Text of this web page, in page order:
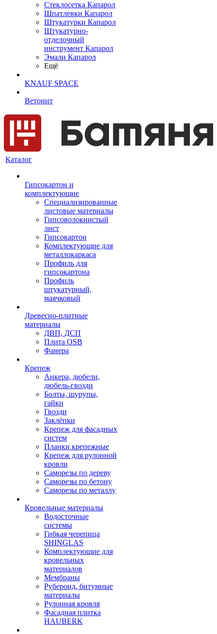
Cтеклосетка Капарол
Шпатлевки Капарол
Штукатурки Капарол
Штукатурно-
отделочный
инструмент Капарол
Эмали Капарол
Ещё
KNAUF SPACE
Ветонит
Каталог
Гипсокартон и
комплектующие
Специализированные
листовые материалы
Гипсоволокнистый
лист
Гипсокартон
Комплектующие для
металлокаркаса
Профиль для
гипсокартона
Профиль
штукатурный,
маячковый
Древесно-плитные
материалы
ДВП, ДСП
Плита OSB
Фанера
Крепеж
Анкера, дюбели,
дюбель-гвозди
Болты, шурупы,
гайки
Гвозди
Заклёпки
Крепеж для фасадных
систем
Планки крепежные
Крепеж для рулонной
кровли
Саморезы по дереву
Саморезы по бетону
Саморезы по металлу
Кровельные материалы
Водосточные
системы
Гибкая черепица
SHINGLAS
Комплектующие для
кровельных
материалов
Мембраны
Рубероид, битумные
материалы
Рулонная кровля
Фасадная плитка
HAUBERK